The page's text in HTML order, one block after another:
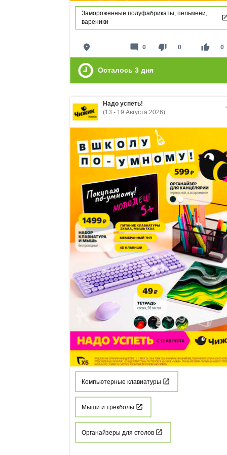
Замороженные полуфабрикаты, пельмени,
вареники
place thumb_down 0 thumb_up 0
mode_comment 0
Осталось 3 дня
Надо успеть!
(13 - 19 Августа 2026)
Компьютерные клавиатуры
Мыши и трекболы
Органайзеры для столов